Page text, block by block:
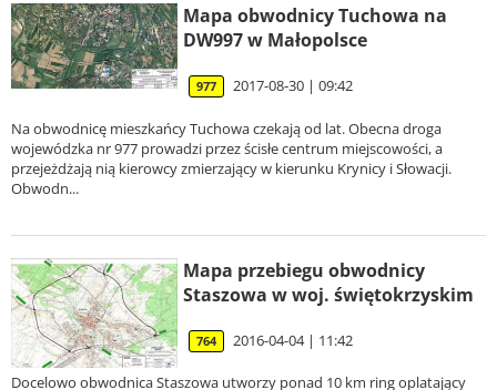
Mapa obwodnicy Tuchowa na
DW997 w Małopolsce
977 2017-08-30 | 09:42
Na obwodnicę mieszkańcy Tuchowa czekają od lat. Obecna droga
wojewódzka nr 977 prowadzi przez ścisłe centrum miejscowości, a
przejeżdżają nią kierowcy zmierzający w kierunku Krynicy i Słowacji.
Obwodn...
Mapa przebiegu obwodnicy
Staszowa w woj. świętokrzyskim
764 2016-04-04 | 11:42
Docelowo obwodnica Staszowa utworzy ponad 10 km ring oplatający